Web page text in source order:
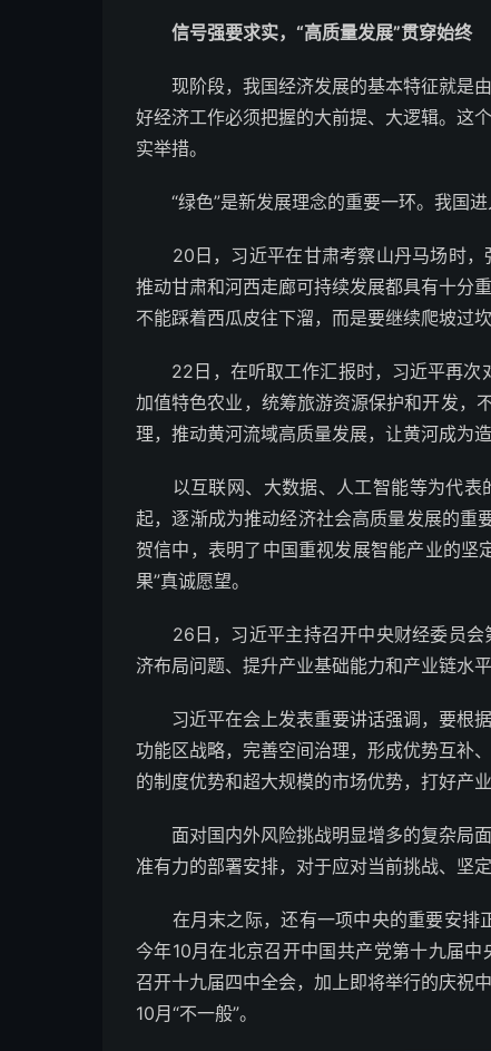
信号强要求实，“高质量发展”贯穿始终
现阶段，我国经济发展的基本特征就是由
好经济工作必须把握的大前提、大逻辑。这
实举措。
“绿色”是新发展理念的重要一环。我国进
20日，习近平在甘肃考察山丹马场时，
推动甘肃和河西走廊可持续发展都具有十分
不能踩着西瓜皮往下溜，而是要继续爬坡过
22日，在听取工作汇报时，习近平再次
加值特色农业，统筹旅游资源保护和开发，
理，推动黄河流域高质量发展，让黄河成为造
以互联网、大数据、人工智能等为代表
起，逐渐成为推动经济社会高质量发展的
贺信中，表明了中国重视发展智能产业的坚
果”真诚愿望。
26日，习近平主持召开中央财经委员会
济布局问题、提升产业基础能力和产业链水平
习近平在会上发表重要讲话强调，要根据
功能区战略，完善空间治理，形成优势互补
的制度优势和超大规模的市场优势，打好产
面对国内外风险挑战明显增多的复杂局面
准有力的部署安排，对于应对当前挑战、坚
在月末之际，还有一项中央的重要安排
今年10月在北京召开中国共产党第十九届中
召开十九届四中全会，加上即将举行的庆祝
10月“不一般”。